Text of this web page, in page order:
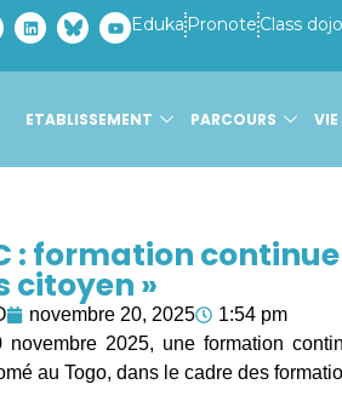
Eduka Pronote Class dojo
ETABLISSEMENT PARCOURS VIE
: formation
citoyen »
novembre 20, 2025
1:54 pm
novembre 2025, une formation
au Togo, dans le cadre des